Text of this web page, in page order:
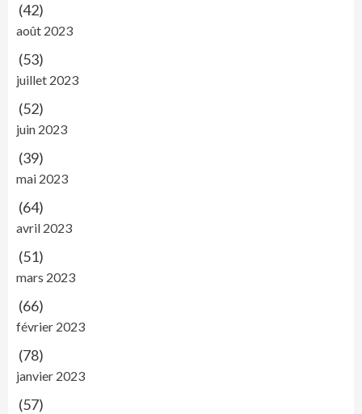
(42)
août 2023
(53)
juillet 2023
(52)
juin 2023
(39)
mai 2023
(64)
avril 2023
(51)
mars 2023
(66)
février 2023
(78)
janvier 2023
(57)